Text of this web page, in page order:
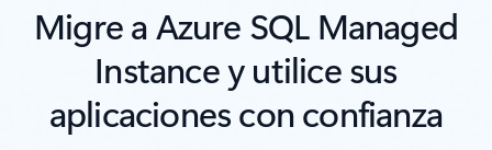
Migre a Azure SQL Managed
Instance y utilice sus
aplicaciones con confianza